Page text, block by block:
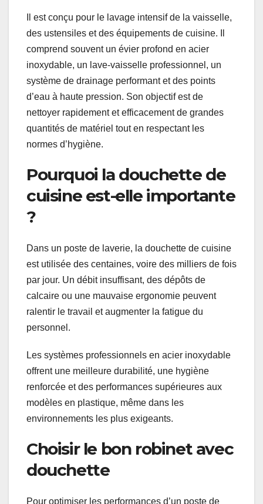
Il est conçu pour le lavage intensif de la vaisselle,
des ustensiles et des équipements de cuisine. Il
comprend souvent un évier profond en acier
inoxydable, un lave-vaisselle professionnel, un
système de drainage performant et des points
d’eau à haute pression. Son objectif est de
nettoyer rapidement et efficacement de grandes
quantités de matériel tout en respectant les
normes d’hygiène.
Pourquoi la douchette de
cuisine est-elle importante
?
Dans un poste de laverie, la douchette de cuisine
est utilisée des centaines, voire des milliers de fois
par jour. Un débit insuffisant, des dépôts de
calcaire ou une mauvaise ergonomie peuvent
ralentir le travail et augmenter la fatigue du
personnel.
Les systèmes professionnels en acier inoxydable
offrent une meilleure durabilité, une hygiène
renforcée et des performances supérieures aux
modèles en plastique, même dans les
environnements les plus exigeants.
Choisir le bon robinet avec
douchette
Pour optimiser les performances d’un poste de